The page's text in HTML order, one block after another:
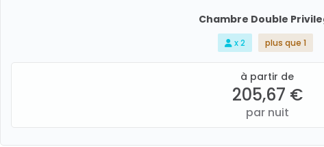
Chambre Double
x 2 plus que 1
à partir de
205,67 €
par nuit